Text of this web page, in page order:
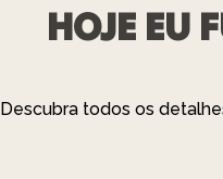
HOJE EU
Descubra todos os